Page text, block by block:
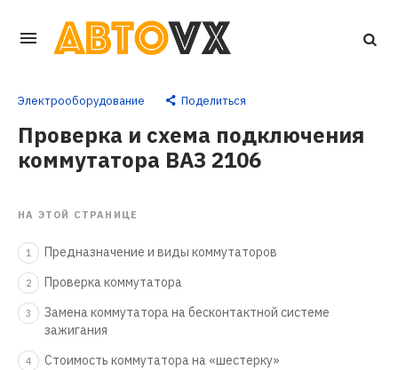
Перейти
контенту
Электрооборудование Поделиться
Проверка и схема подключения
коммутатора ВАЗ 2106
НА ЭТОЙ СТРАНИЦЕ
1 Предназначение и виды коммутаторов
2 Проверка коммутатора
3
Замена коммутатора на бесконтактной системе
зажигания
4 Стоимость коммутатора на «шестерку»